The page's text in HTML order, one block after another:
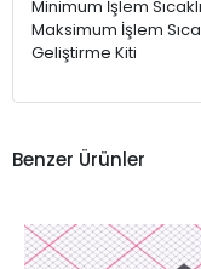
Minimum İşlem
Maksimum İşlem
Geliştirme Kiti
Benzer Ürünler